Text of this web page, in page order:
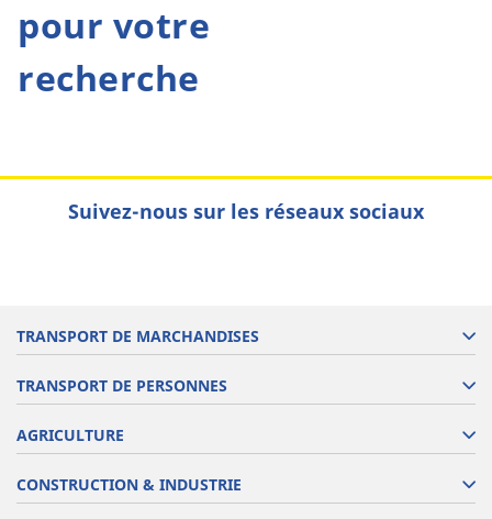
pour votre
recherche
Suivez-nous sur les réseaux sociaux
TRANSPORT DE MARCHANDISES
TRANSPORT DE PERSONNES
AGRICULTURE
CONSTRUCTION & INDUSTRIE